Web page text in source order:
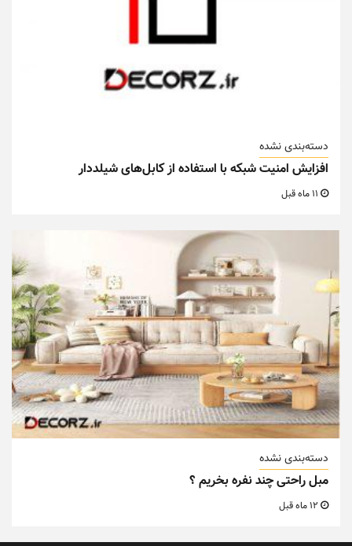
دسته‌بندی نشده
افزایش امنیت شبکه با استفاده از کابل‌های شیلددار
دسته‌بندی نشده
مبل راحتی چند نفره بخریم ؟